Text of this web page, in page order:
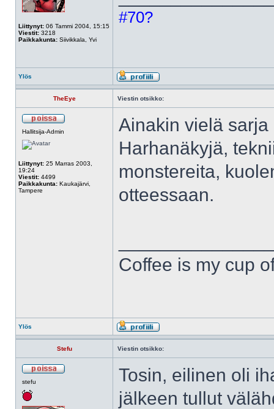
Liittynyt: 06 Tammi 2004, 15:15
Viestit: 3218
Paikkakunta: Siivikkala, Yvi
#70?
Ylös
TheEye Viestin otsikko:
Hallitsija-Admin
Liittynyt: 25 Marras 2003,
19:24
Viestit: 4499
Paikkakunta: Kaukajärvi,
Tampere
Ainakin vielä
Harhanäkyjä,
monstereita,
otteessaan.
Coffee is my cup
Ylös
Stefu Viestin otsikko:
stefu
Tosin, eilinen oli
jälkeen tullut